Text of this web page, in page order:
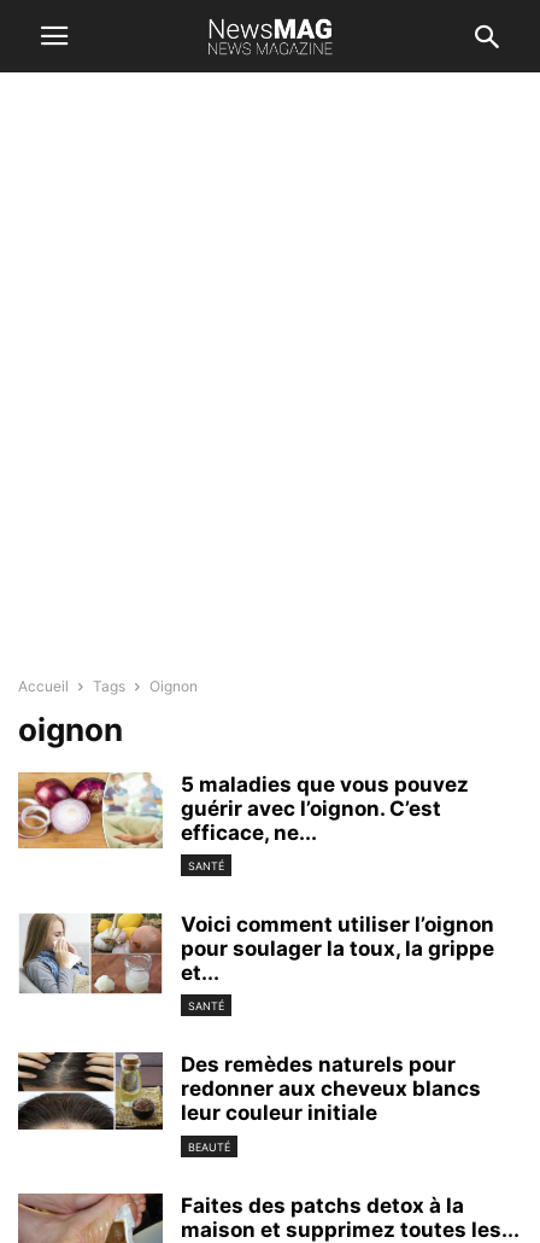
Accueil Tags Oignon
oignon
5 maladies que vous pouvez
guérir avec l’oignon. C’est
efficace, ne...
SANTÉ
Voici comment utiliser l’oignon
pour soulager la toux, la grippe
et...
SANTÉ
Des remèdes naturels pour
redonner aux cheveux blancs
leur couleur initiale
BEAUTÉ
Faites des patchs detox à la
maison et supprimez toutes les...